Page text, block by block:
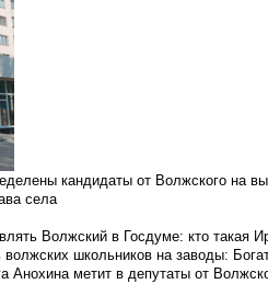
кандидаты от Волжского на
села
Волжский в Госдуме: кто такая
волжских школьников на заводы:
Анохина метит в депутаты от